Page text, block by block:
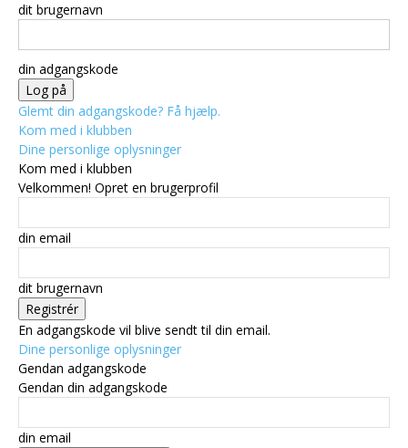
dit brugernavn
din adgangskode
Glemt din adgangskode? Få hjælp.
Kom med i klubben
Dine personlige oplysninger
Kom med i klubben
Velkommen! Opret en brugerprofil
din email
dit brugernavn
En adgangskode vil blive sendt til din email.
Dine personlige oplysninger
Gendan adgangskode
Gendan din adgangskode
din email